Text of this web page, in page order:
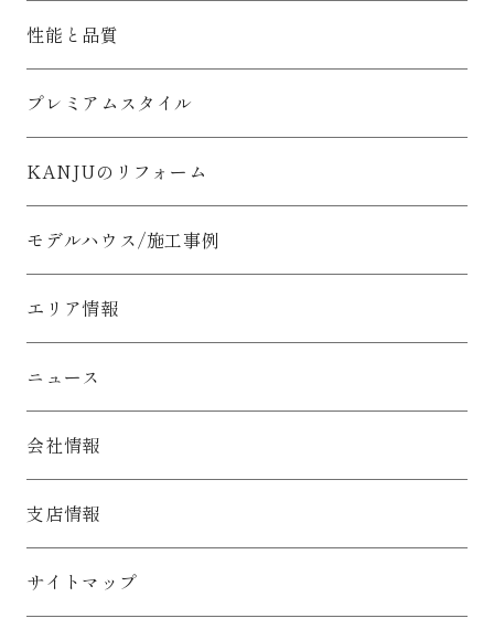
性能と品質
プレミアムスタイル
KANJUのリフォーム
モデルハウス/施工事例
エリア情報
ニュース
会社情報
支店情報
サイトマップ